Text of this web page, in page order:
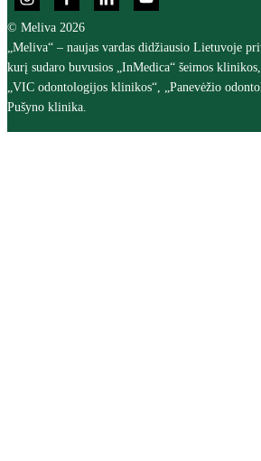
© Meliva 2026
„Meliva“ – naujas vardas didžiausio Lietuvoje
kurį sudaro buvusios „InMedica“ šeimos
„VIC odontologijos klinikos“, „Panevėžio
Pušyno klinika.